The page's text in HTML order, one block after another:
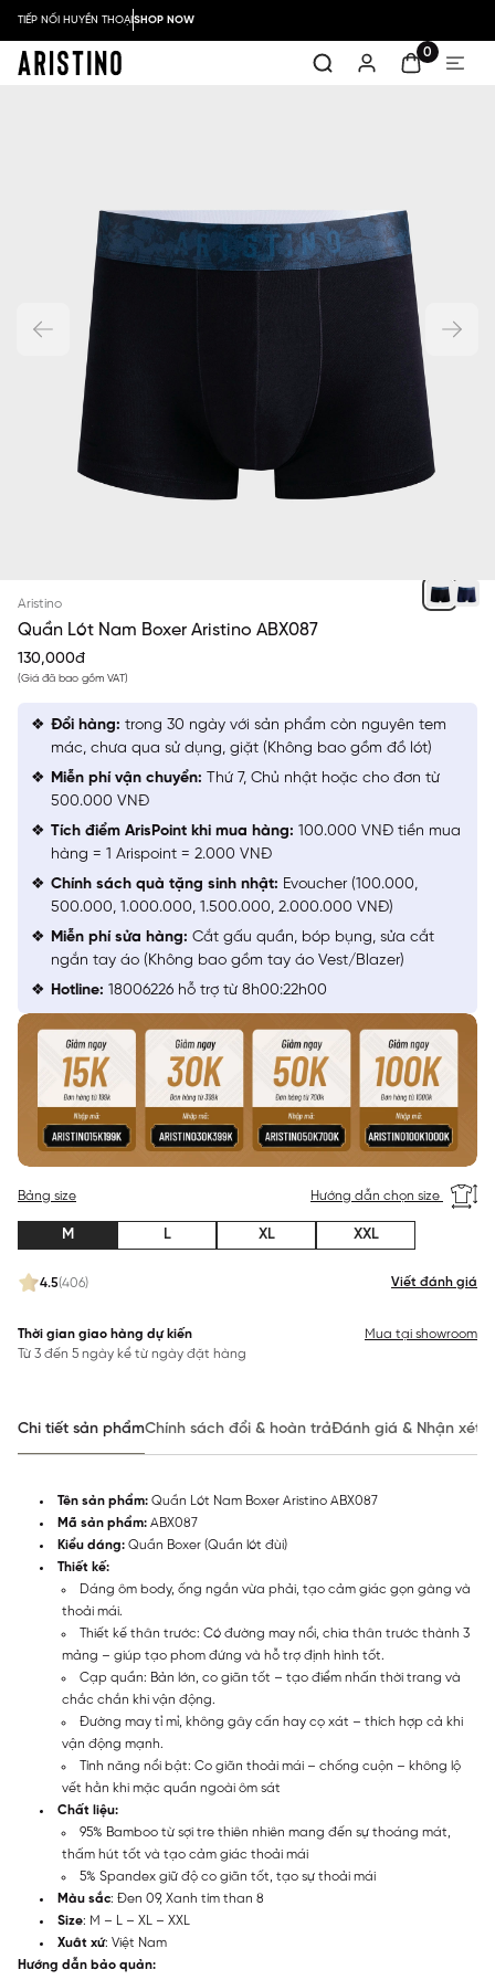
TIẾP NỐI HUYỀN THOẠISHOP NOW
0
Aristino
Quần Lót Nam Boxer Aristino ABX087
130,000đ
(Giá đã bao gồm VAT)
4.5(406) Viết đánh giá
Bảng size Hướng dẫn chọn size
M L XL XXL
Thời gian giao hàng dự kiến
Từ 3 đến 5 ngày kể từ ngày đặt hàng
Mua tại showroom
Đổi hàng: trong 30 ngày với sản phẩm còn nguyên tem
mác, chưa qua sử dụng, giặt (Không bao gồm đồ lót)
Miễn phí vận chuyển: Thứ 7, Chủ nhật hoặc cho đơn từ
500.000 VNĐ
Tích điểm ArisPoint khi mua hàng: 100.000 VNĐ tiền mua
hàng = 1 Arispoint = 2.000 VNĐ
Chính sách quà tặng sinh nhật: Evoucher (100.000,
500.000, 1.000.000, 1.500.000, 2.000.000 VNĐ)
Miễn phí sửa hàng: Cắt gấu quần, bóp bụng, sửa cắt
ngắn tay áo (Không bao gồm tay áo Vest/Blazer)
Hotline: 18006226 hỗ trợ từ 8h00:22h00
Chi tiết sản phẩmChính sách đổi & hoàn trảĐánh giá & Nhận xét
Tên sản phẩm: Quần Lót Nam Boxer Aristino ABX087
Mã sản phẩm: ABX087
Kiểu dáng: Quần Boxer (Quần lót đùi)
Thiết kế:
Dáng ôm body, ống ngắn vừa phải, tạo cảm giác gọn gàng và
thoải mái.
Thiết kế thân trước: Có đường may nổi, chia thân trước thành 3
mảng – giúp tạo phom đứng và hỗ trợ định hình tốt.
Cạp quần: Bản lớn, co giãn tốt – tạo điểm nhấn thời trang và
chắc chắn khi vận động.
Đường may tỉ mỉ, không gây cấn hay cọ xát – thích hợp cả khi
vận động mạnh.
Tính năng nổi bật: Co giãn thoải mái – chống cuộn – không lộ
vết hằn khi mặc quần ngoài ôm sát
Chất liệu:
95% Bamboo từ sợi tre thiên nhiên mang đến sự thoáng mát,
thấm hút tốt và tạo cảm giác thoải mái
5% Spandex giữ độ co giãn tốt, tạo sự thoải mái
Màu sắc: Đen 09, Xanh tím than 8
Size: M – L – XL – XXL
Xuât xứ: Việt Nam
Hướng dẫn bảo quản: